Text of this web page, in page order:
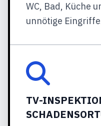
WC, Bad, Küche
unnötige
TV-